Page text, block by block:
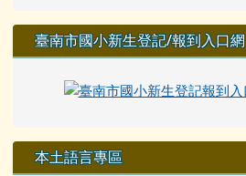
臺南市國小新生登記/報到入口網
本土語言專區